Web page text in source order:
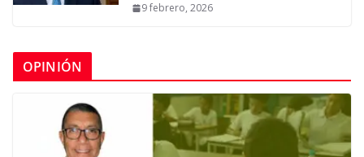
9 febrero, 2026
OPINIÓN